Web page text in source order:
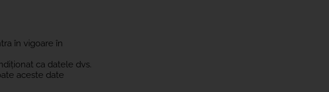
în vigoare în
ca datele dvs.
aceste date